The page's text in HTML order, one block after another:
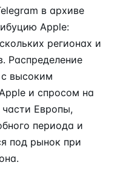
в архиве
Apple:
регионах и
Распределение
высоким
и спросом на
Европы,
периода и
под рынок при